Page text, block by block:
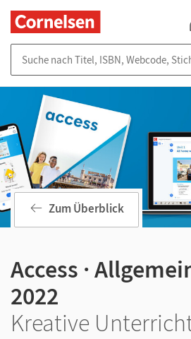
Zum Überblick
Access ·
2022
Kreative